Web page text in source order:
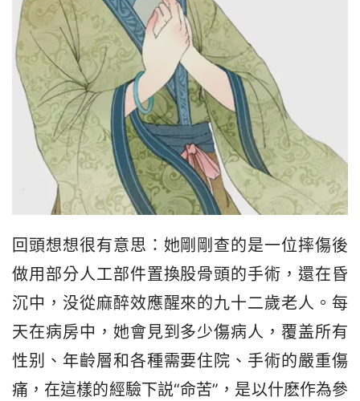
回頭想想很有意思：她剛剛查的是一位摔傷後
做用部分人工部件置換股骨頭的手術，還在昏
沉中，没從麻醉效應醒來的九十二歲老人。每
天在病房中，她會見到多少傷病人，覆盖所有
性别、年齡層和各種需要住院、手術的嚴重傷
痛，在這樣的經驗下説“命苦”，是以什麽作為參